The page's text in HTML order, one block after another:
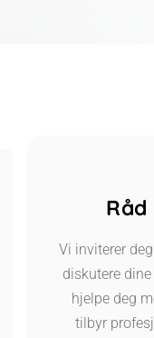
Vi inviterer
diskutere
hjelpe deg
tilbyr